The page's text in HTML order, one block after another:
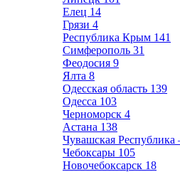
Елец 14
Грязи 4
Республика Крым 141
Симферополь 31
Феодосия 9
Ялта 8
Одесская область 139
Одесса 103
Черноморск 4
Астана 138
Чувашская
Чебоксары 105
Новочебоксарск 18